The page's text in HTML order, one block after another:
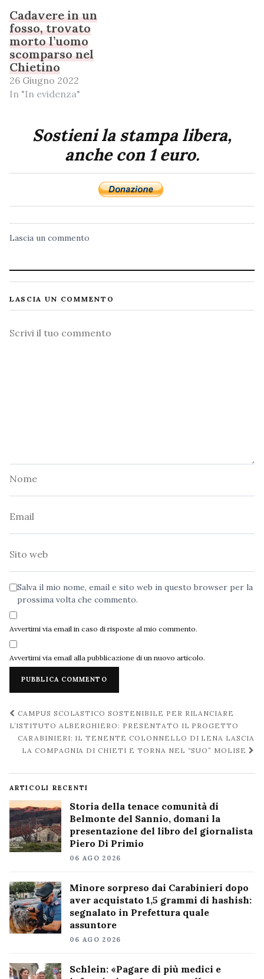
Cadavere in un
fosso, trovato
morto l’uomo
scomparso nel
Chietino
26 Giugno 2022
In "In evidenza"
Sostieni la stampa libera,
anche con 1 euro.
Lascia un commento
LASCIA UN COMMENTO
Commento
Salva il mio nome, email e sito web in questo browser per la
prossima volta che commento.
Avvertimi via email in caso di risposte al mio commento.
Avvertimi via email alla pubblicazione di un nuovo articolo.
Navigazione
post
CAMPUS SCOLASTICO SOSTENIBILE PER RILANCIARE
L’ISTITUTO ALBERGHIERO: PRESENTATO IL PROGETTO
CARABINIERI: IL TENENTE COLONNELLO DI LENA LASCIA
LA COMPAGNIA DI CHIETI E TORNA NEL “SUO” MOLISE
ARTICOLI RECENTI
Storia della tenace comunità di
Belmonte del Sannio, domani la
presentazione del libro del giornalista
Piero Di Primio
06 AGO 2026
Minore sorpreso dai Carabinieri dopo
aver acquistato 1,5 grammi di hashish:
segnalato in Prefettura quale
assuntore
06 AGO 2026
Schlein: «Pagare di più medici e